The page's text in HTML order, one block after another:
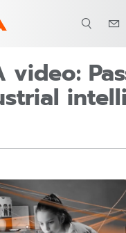
video: